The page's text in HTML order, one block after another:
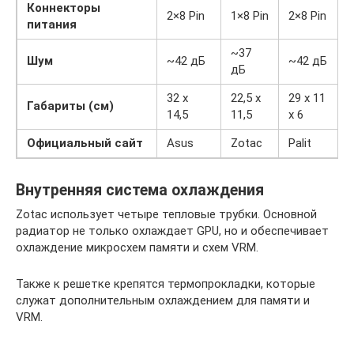
Коннекторы
питания
2×8 Pin 1×8 Pin 2×8 Pin
Шум ~42 дБ
~37
дБ
~42 дБ
Габариты (см)
32 х
14,5
22,5 х
11,5
29 x 11
x 6
Официальный сайт
Asus Zotac Palit
Внутренняя система охлаждения
Zotac использует четыре тепловые трубки. Основной
радиатор не только охлаждает GPU, но и обеспечивает
охлаждение микросхем памяти и схем VRM.
Также к решетке крепятся термопрокладки, которые
служат дополнительным охлаждением для памяти и
VRM.